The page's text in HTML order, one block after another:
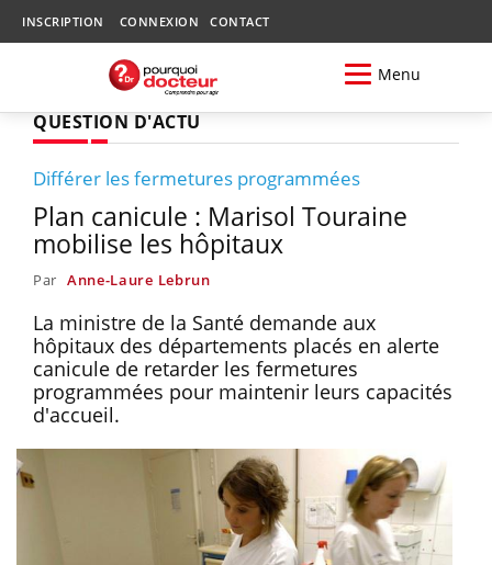
INSCRIPTION CONNEXION CONTACT
Menu
QUESTION D'ACTU
Différer les fermetures programmées
Plan canicule : Marisol Touraine
mobilise les hôpitaux
Par Anne-Laure Lebrun
La ministre de la Santé demande aux
hôpitaux des départements placés en alerte
canicule de retarder les fermetures
programmées pour maintenir leurs capacités
d'accueil.